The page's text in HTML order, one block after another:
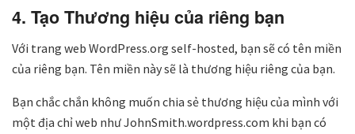
4. Tạo Thương hiệu của riêng bạn
Với trang web WordPress.org self-hosted, bạn sẽ có tên miền
của riêng bạn. Tên miền này sẽ là thương hiệu riêng của bạn.
Bạn chắc chắn không muốn chia sẻ thương hiệu của mình với
một địa chỉ web như JohnSmith.wordpress.com khi bạn có